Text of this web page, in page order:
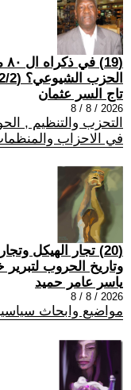
الحزب الشيوعي؟ (2/2)
تاج السر عثمان
2026 / 8 / 8
التحزب والتنظيم ,
في الاحزاب
(20) تجار الهيكل
وتاريخ الحروب
ياسر عامر حميد
2026 / 8 / 8
مواضيع وابحاث